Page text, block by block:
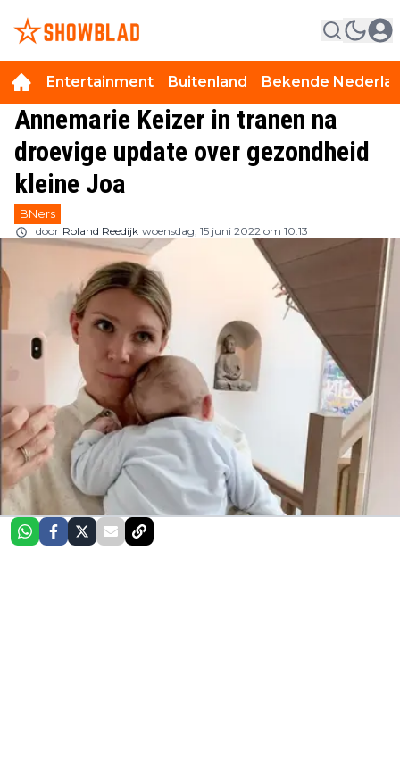
Entertainment Buitenland Bekende
Annemarie Keizer in tranen na
droevige update over gezondheid
kleine Joa
BNers
door Roland Reedijk woensdag, 15 juni 2022 om 10:13